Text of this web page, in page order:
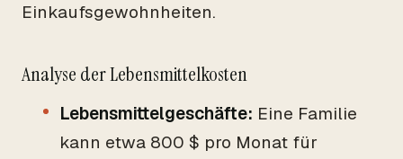
Einkaufsgewohnheiten.
Analyse der Lebensmittelkosten
Lebensmittelgeschäfte: Eine Familie
kann etwa 800 $ pro Monat für